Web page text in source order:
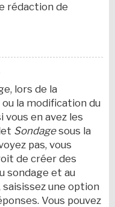
rédaction de
lors de la
ou la modification du
vous en avez les
Sondagesous la
pas, vous
de créer des
sondage et au
une option
Vous pouvez